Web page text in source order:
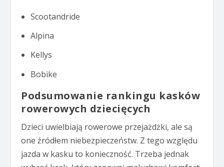
Scootandride
Alpina
Kellys
Bobike
Podsumowanie rankingu kasków
rowerowych dziecięcych
Dzieci uwielbiają rowerowe przejażdżki, ale są
one źródłem niebezpieczeństw. Z tego względu
jazda w kasku to konieczność. Trzeba jednak